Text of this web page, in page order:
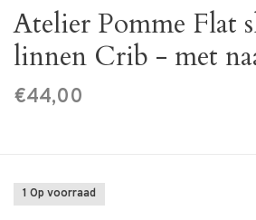
Atelier Pomme Flat
linnen Crib - met
€44,00
1 Op voorraad